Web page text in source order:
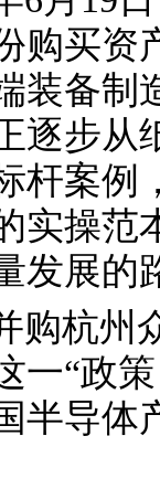
购买资
装备制
逐步从
杆案例
实操范
发展的
购杭州
一“政
半导体